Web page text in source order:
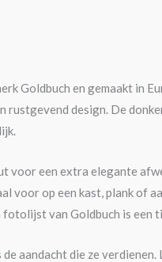
Goldbuch en gemaakt in
design. De
voor een extra elegante
voor op een kast, plank of
van Goldbuch is een
aandacht die ze verdienen.